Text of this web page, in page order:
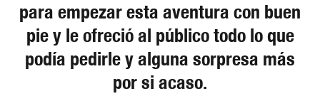
para empezar esta aventura con buen
pie y le ofreció al público todo lo que
podía pedirle y alguna sorpresa más
por si acaso.